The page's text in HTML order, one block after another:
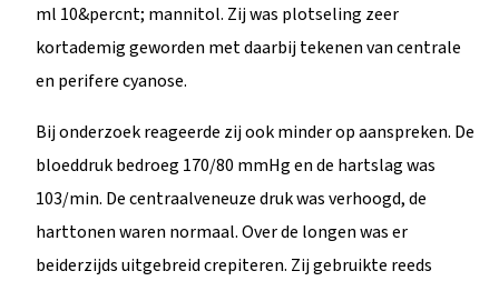
ml 10&percnt; mannitol. Zij was plotseling zeer
kortademig geworden met daarbij tekenen van centrale
en perifere cyanose.
Bij onderzoek reageerde zij ook minder op aanspreken. De
bloeddruk bedroeg 170/80 mmHg en de hartslag was
103/min. De centraalveneuze druk was verhoogd, de
harttonen waren normaal. Over de longen was er
beiderzijds uitgebreid crepiteren. Zij gebruikte reeds